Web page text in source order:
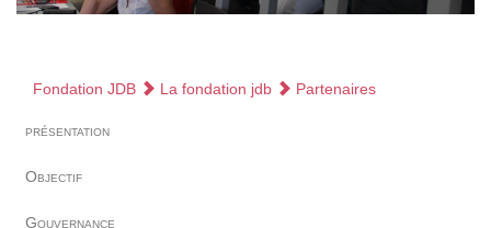
Fondation JDB La fondation jdb Partenaires
présentation
Objectif
Gouvernance